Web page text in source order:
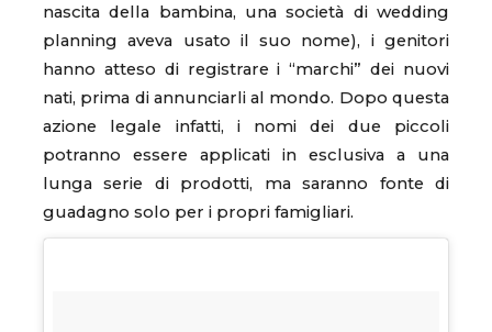
nascita della bambina, una società di wedding
planning aveva usato il suo nome), i genitori
hanno atteso di registrare i “marchi” dei nuovi
nati, prima di annunciarli al mondo. Dopo questa
azione legale infatti, i nomi dei due piccoli
potranno essere applicati in esclusiva a una
lunga serie di prodotti, ma saranno fonte di
guadagno solo per i propri famigliari.